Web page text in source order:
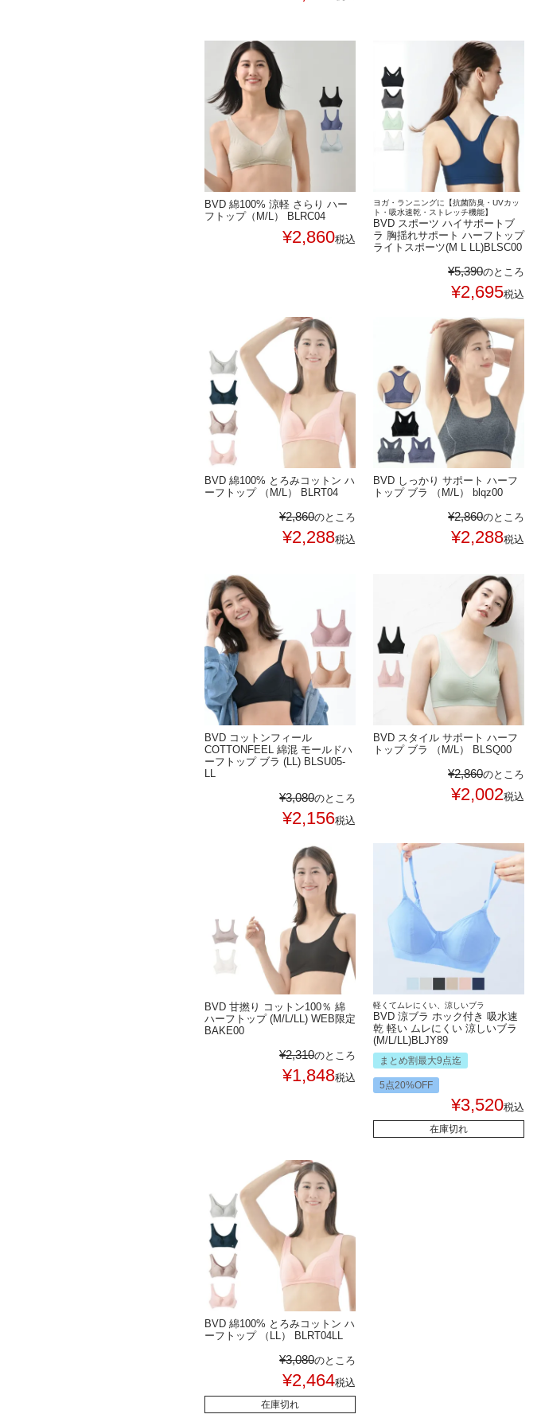
BVD 綿100% 涼軽 さらり ハー
フトップ（M/L） BLRC04
¥2,860税込
ヨガ・ランニングに【抗菌防臭・UVカッ
ト・吸水速乾・ストレッチ機能】
BVD スポーツ ハイサポートブ
ラ 胸揺れサポート ハーフトップ
ライトスポーツ(M L LL)BLSC00
¥5,390のところ
¥2,695税込
BVD 綿100% とろみコットン ハ
ーフトップ （M/L） BLRT04
¥2,860のところ
¥2,288税込
BVD しっかり サポート ハーフ
トップ ブラ （M/L） blqz00
¥2,860のところ
¥2,288税込
BVD コットンフィール
COTTONFEEL 綿混 モールドハ
ーフトップ ブラ (LL) BLSU05-
LL
¥3,080のところ
¥2,156税込
BVD スタイル サポート ハーフ
トップ ブラ （M/L） BLSQ00
¥2,860のところ
¥2,002税込
BVD 甘撚り コットン100％ 綿
ハーフトップ (M/L/LL) WEB限定
BAKE00
¥2,310のところ
¥1,848税込
軽くてムレにくい、涼しいブラ
BVD 涼ブラ ホック付き 吸水速
乾 軽い ムレにくい 涼しいブラ
(M/L/LL)BLJY89
まとめ割最大9点迄
5点20%OFF
¥3,520税込
在庫切れ
BVD 綿100% とろみコットン ハ
ーフトップ （LL） BLRT04LL
¥3,080のところ
¥2,464税込
在庫切れ